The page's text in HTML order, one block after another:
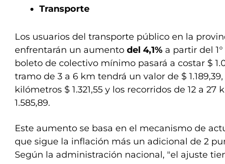
Transporte
Los usuarios del transporte público en la
enfrentarán un aumento del 4,1% a partir del
boleto de colectivo mínimo pasará a costar $
tramo de 3 a 6 km tendrá un valor de $ 1.189,39,
kilómetros $ 1.321,55 y los recorridos de 12 a
1.585,89.
Este aumento se basa en el mecanismo de
que sigue la inflación más un adicional de 2
Según la administración nacional, "el ajuste